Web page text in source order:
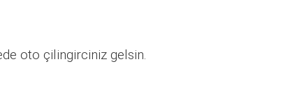
oto çilingirciniz gelsin.